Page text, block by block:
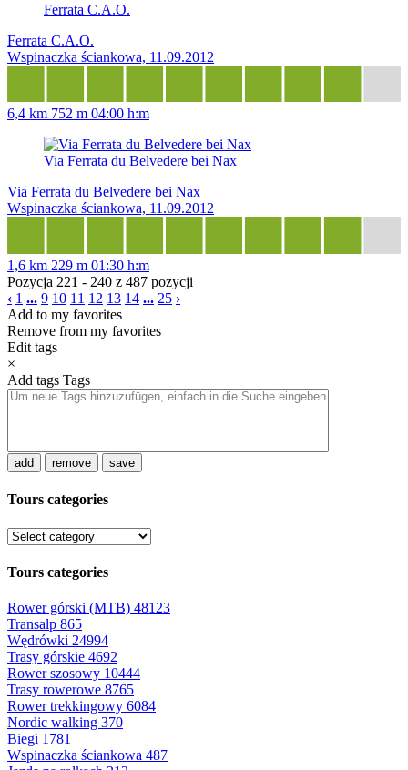
Ferrata C.A.O.
Ferrata C.A.O.
Wspinaczka ściankowa, 11.09.2012
6,4 km 752 m 04:00 h:m
Via Ferrata du Belvedere bei Nax
Via Ferrata du Belvedere bei Nax
Wspinaczka ściankowa, 11.09.2012
1,6 km 229 m 01:30 h:m
Pozycja 221 - 240 z 487 pozycji
‹ 1 ... 9 10 11 12 13 14 ... 25 ›
Add to my favorites
Remove from my favorites
Edit tags
×
Add tags Tags
add remove save
Tours categories
Tours categories
Rower górski (MTB) 48123
Transalp 865
Wędrówki 24994
Trasy górskie 4692
Rower szosowy 10444
Trasy rowerowe 8765
Rower trekkingowy 6084
Nordic walking 370
Biegi 1781
Wspinaczka ściankowa 487